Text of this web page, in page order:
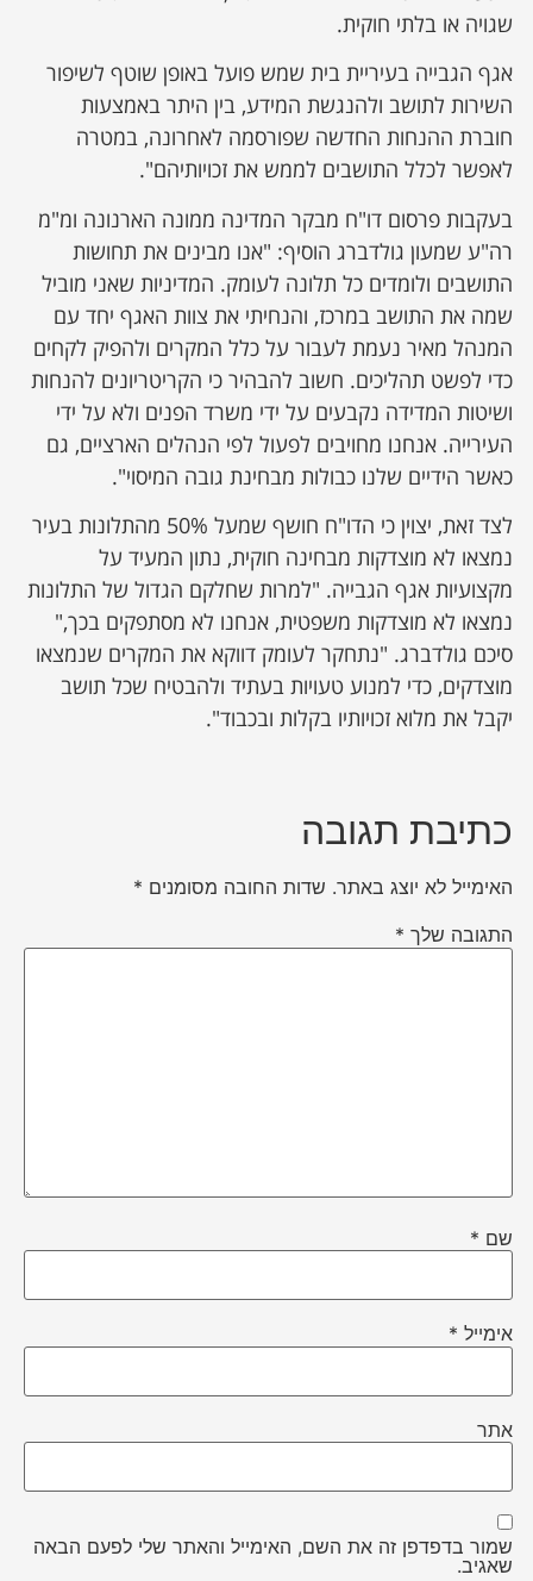
שגויה או בלתי חוקית.
אגף הגבייה בעיריית בית שמש פועל באופן שוטף לשיפור
השירות לתושב ולהנגשת המידע, בין היתר באמצעות
חוברת ההנחות החדשה שפורסמה לאחרונה, במטרה
לאפשר לכלל התושבים לממש את זכויותיהם".
​בעקבות פרסום דו"ח מבקר המדינה ממונה הארנונה ומ"מ
רה"ע שמעון גולדברג הוסיף: "אנו מבינים את תחושות
התושבים ולומדים כל תלונה לעומק. המדיניות שאני מוביל
שמה את התושב במרכז, והנחיתי את צוות האגף יחד עם
המנהל מאיר נעמת לעבור על כלל המקרים ולהפיק לקחים
כדי לפשט תהליכים. חשוב להבהיר כי הקריטריונים להנחות
ושיטות המדידה נקבעים על ידי משרד הפנים ולא על ידי
העירייה. אנחנו מחויבים לפעול לפי הנהלים הארציים, גם
כאשר הידיים שלנו כבולות מבחינת גובה המיסוי".
​לצד זאת, יצוין כי הדו"ח חושף שמעל 50% מהתלונות בעיר
נמצאו לא מוצדקות מבחינה חוקית, נתון המעיד על
מקצועיות אגף הגבייה. "למרות שחלקם הגדול של התלונות
נמצאו לא מוצדקות משפטית, אנחנו לא מסתפקים בכך,"
סיכם גולדברג. "נתחקר לעומק דווקא את המקרים שנמצאו
מוצדקים, כדי למנוע טעויות בעתיד ולהבטיח שכל תושב
יקבל את מלוא זכויותיו בקלות ובכבוד".
כתיבת תגובה
האימייל לא יוצג באתר. שדות החובה מסומנים *
התגובה שלך *
שם *
אימייל *
אתר
שמור בדפדפן זה את השם, האימייל והאתר שלי לפעם הבאה
שאגיב.